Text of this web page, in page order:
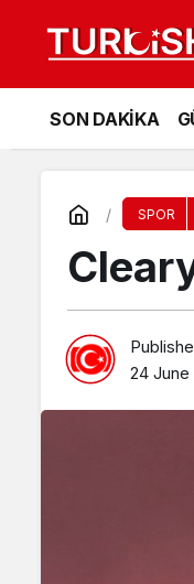
SON DAKİKA
SPOR
24 June